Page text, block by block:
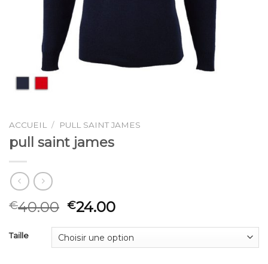
ACCUEIL / PULL SAINT JAMES
pull saint james
€40.00 €24.00
Taille